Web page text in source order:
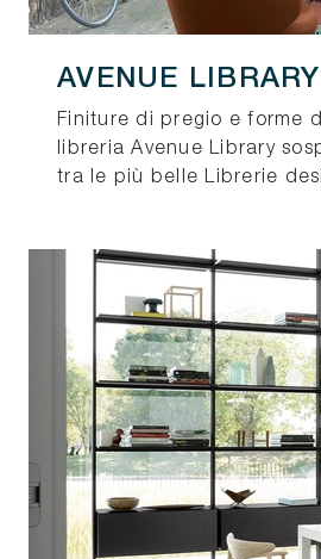
AVENUE
Finiture di pregio e forme
libreria Avenue Library
tra le più belle Librerie